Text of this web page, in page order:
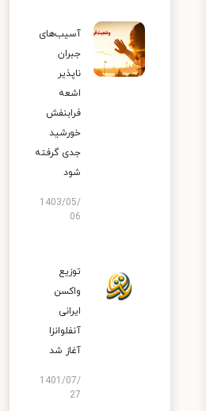
آسیب‌های
جبران
ناپذیر
اشعه
فرابنفش
خورشید
جدی گرفته
شود
1403/05/
06
توزیع
واکسن
ایرانی
آنفلوانزا
آغاز شد
1401/07/
27